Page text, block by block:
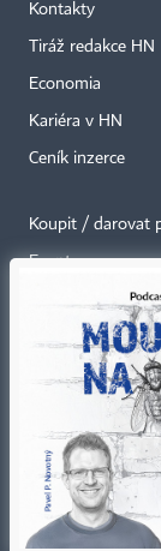
Kontakty
Tiráž redakce HN
Economia
Kariéra v HN
Ceník inzerce
Koupit / darovat
Eventy
Newslettery
RSS kanály
Autorská práva
zakázáno jakékoli
jakýmkoli
jiném jazyce. Bez
obsahu pro účely
podle ustanovení §